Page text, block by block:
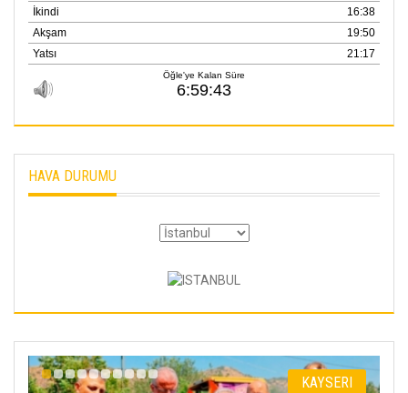
HAVA DURUMU
KAYSERI